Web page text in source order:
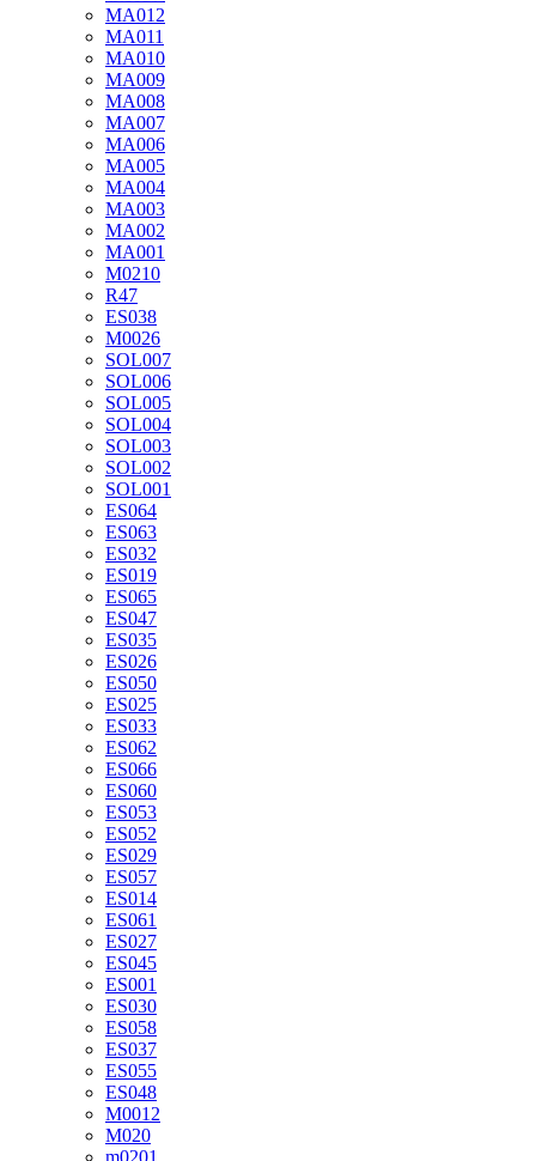
MA012
MA011
MA010
MA009
MA008
MA007
MA006
MA005
MA004
MA003
MA002
MA001
М0210
R47
ES038
М0026
SOL007
SOL006
SOL005
SOL004
SOL003
SOL002
SOL001
ES064
ES063
ES032
ES019
ES065
ES047
ES035
ES026
ES050
ES025
ES033
ES062
ES066
ES060
ES053
ES052
ES029
ES057
ES014
ES061
ES027
ES045
ES001
ES030
ES058
ES037
ES055
ES048
M0012
M020
m0201